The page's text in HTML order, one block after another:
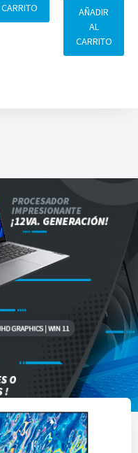
CARRITO
AÑADIR
AL
CARRITO